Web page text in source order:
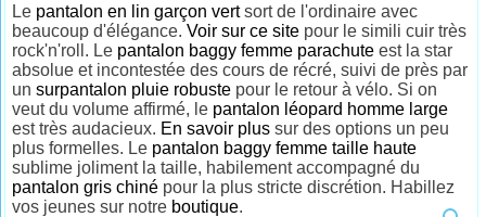
Le pantalon en lin garçon vertsort de l'ordinaire avec
beaucoup d'élégance.Voir sur ce site pour le simili cuir très
rock'n'roll. Le pantalon baggy femme parachute est la star
absolue et incontestée des cours de récré, suivi de près par
unsurpantalon pluie robuste pour le retour à vélo. Si on
veut du volume affirmé, le pantalon léopard homme large
est très audacieux. En savoir plus sur des options un peu
plus formelles. Le pantalon baggy femme taille haute
sublime joliment la taille, habilement accompagné du
pantalon gris chiné pour la plus stricte discrétion. Habillez
vos jeunes sur notre boutique.